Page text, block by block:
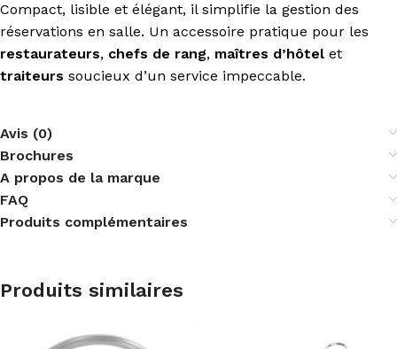
Compact, lisible et élégant, il simplifie la gestion des
réservations en salle. Un accessoire pratique pour les
restaurateurs, chefs de rang, maîtres d’hôtel et
traiteurs soucieux d’un service impeccable.
Avis (0)
Brochures
A propos de la marque
FAQ
Produits complémentaires
Produits similaires